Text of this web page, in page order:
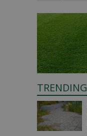
TRENDING